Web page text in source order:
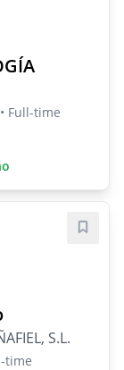
Full-time
S.L.
time
Save